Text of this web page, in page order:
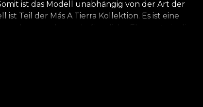
ist das Modell unabhängig von der Art der
Teil der Más A Tierra Kollektion. Es ist eine
integrieren. {{VLAdiLA}} Tapeten aus der
für sich wird, zu einer Therapiesitzung in der